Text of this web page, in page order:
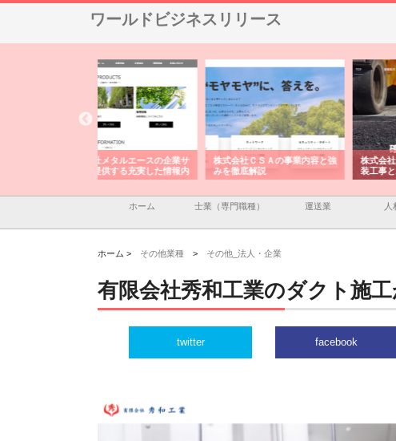
ワールドビジネスリリース
株式会社ＣＳＡの事業内容と強
みを徹底解説
株式会社山形道路が手がける舗
装工事と土木技術の全容
ホーム 士業（専門職種） 運送業 人
ホーム > その他業種 > その他_法人・企業
有限会社秀和工業のダクト施
twitter facebook